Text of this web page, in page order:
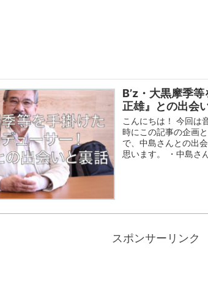
B’z・大黒摩季
正雄』との出会
こんにちは！ 今回は
時にこの記事の企画
で、中島さんとの出
思います。 ・中島さ
スポンサーリンク